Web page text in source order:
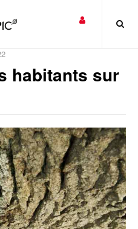
habitants sur